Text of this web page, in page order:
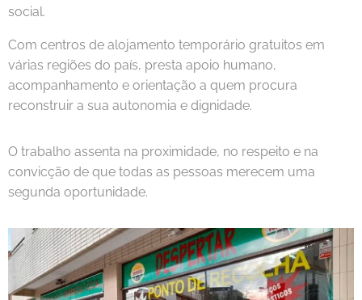
social.
Com centros de alojamento temporário gratuitos em
várias regiões do país, presta apoio humano,
acompanhamento e orientação a quem procura
reconstruir a sua autonomia e dignidade.
O trabalho assenta na proximidade, no respeito e na
convicção de que todas as pessoas merecem uma
segunda oportunidade.